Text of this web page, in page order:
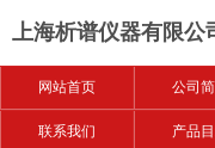
上海析谱仪器有限公
网站首页 公司
联系我们 产品